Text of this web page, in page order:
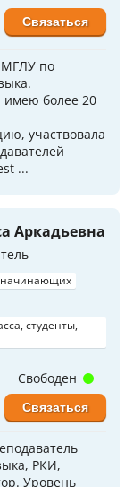
МГЛУ по
имею более 20
участвовала
...
Связаться
Аркадьевна
студенты,
РКИ,
Уровень
Свободен
Связаться